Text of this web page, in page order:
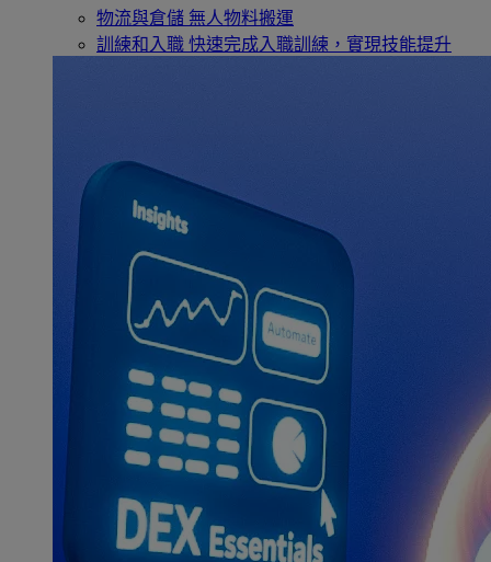
物流與倉儲 無人物料搬運
訓練和入職 快速完成入職訓練，實現技能提升